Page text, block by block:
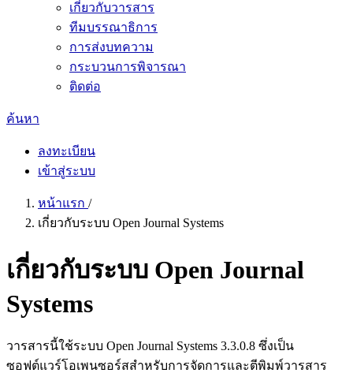
เกี่ยวกับวารสาร
ทีมบรรณาธิการ
การส่งบทความ
กระบวนการพิจารณา
ติดต่อ
ค้นหา
ลงทะเบียน
เข้าสู่ระบบ
หน้าแรก /
เกี่ยวกับระบบ Open Journal Systems
เกี่ยวกับระบบ Open Journal
Systems
วารสารนี้ใช้ระบบ Open Journal Systems 3.3.0.8 ซึ่งเป็น
ซอฟต์แวร์โอเพนซอร์สสำหรับการจัดการและตีพิมพ์วารสาร